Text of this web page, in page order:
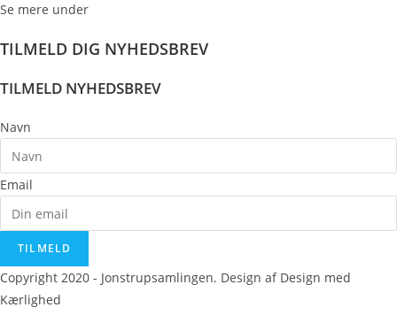
Se mere under
TILMELD DIG NYHEDSBREV
TILMELD NYHEDSBREV
Navn
Email
TILMELD
Copyright 2020 - Jonstrupsamlingen. Design af Design med
Kærlighed